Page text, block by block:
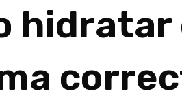
hidratar